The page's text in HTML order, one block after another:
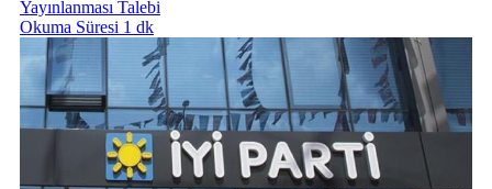
Yayınlanması Talebi
Okuma Süresi 1 dk